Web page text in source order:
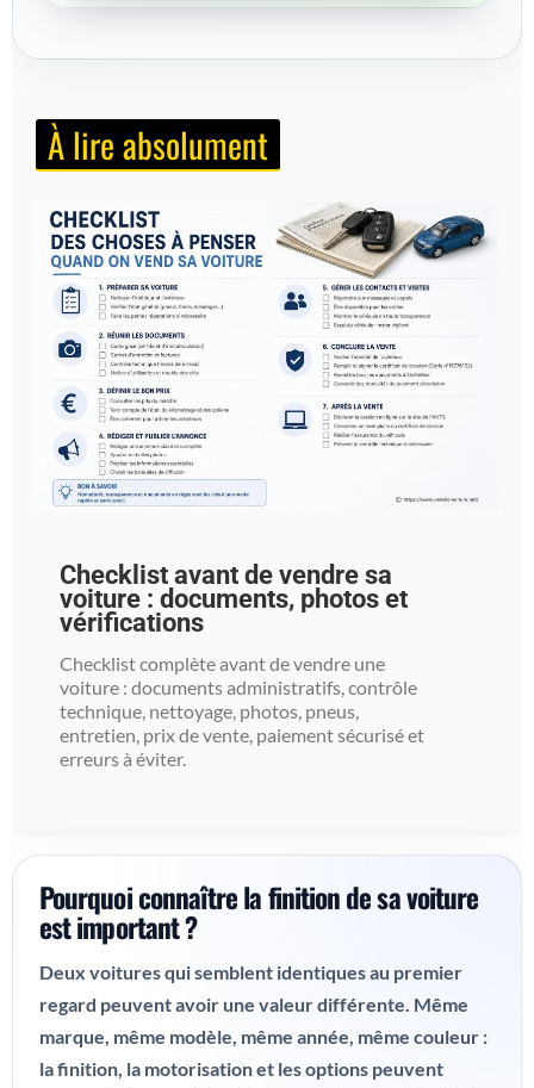
À lire absolument
Checklist avant de vendre sa
voiture : documents, photos et
vérifications
Checklist complète avant de vendre une
voiture : documents administratifs, contrôle
technique, nettoyage, photos, pneus,
entretien, prix de vente, paiement sécurisé et
erreurs à éviter.
Pourquoi connaître la finition de sa voiture
est important ?
Deux voitures qui semblent identiques au premier
regard peuvent avoir une valeur différente. Même
marque, même modèle, même année, même couleur :
la finition, la motorisation et les options peuvent